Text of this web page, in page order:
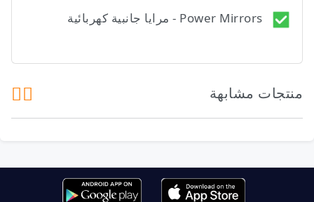
Power Mirrors - مرايا جانبية كهربائية
منتجات مشابهة